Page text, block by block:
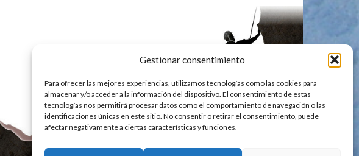
Gestionar consentimiento
Para ofrecer las mejores experiencias, utilizamos tecnologías como las cookies para
almacenar y/o acceder a la información del dispositivo. El consentimiento de estas
tecnologías nos permitirá procesar datos como el comportamiento de navegación o las
identificaciones únicas en este sitio. No consentir o retirar el consentimiento, puede
afectar negativamente a ciertas características y funciones.